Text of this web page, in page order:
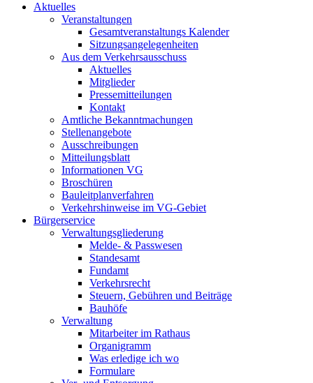
Aktuelles
Veranstaltungen
Gesamtveranstaltungs Kalender
Sitzungsangelegenheiten
Aus dem Verkehrsausschuss
Aktuelles
Mitglieder
Pressemitteilungen
Kontakt
Amtliche Bekanntmachungen
Stellenangebote
Ausschreibungen
Mitteilungsblatt
Informationen VG
Broschüren
Bauleitplanverfahren
Verkehrshinweise im VG-Gebiet
Bürgerservice
Verwaltungsgliederung
Melde- & Passwesen
Standesamt
Fundamt
Verkehrsrecht
Steuern, Gebühren und Beiträge
Bauhöfe
Verwaltung
Mitarbeiter im Rathaus
Organigramm
Was erledige ich wo
Formulare